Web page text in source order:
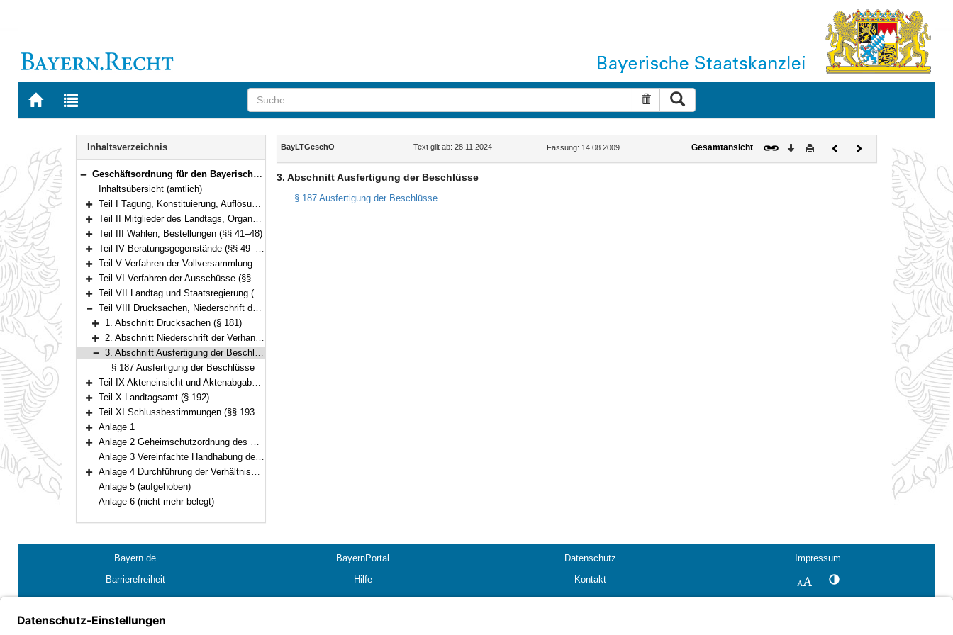
Zur
BAYERN.RECHT
Zur
letzten
Suche zurücksetzen
Navigation
Inhaltsverzeichnis
Bereich reduzieren
Geschäftsordnung für den Bayerischen Landtag (BayLTGeschO) in der Fassung der Bekanntmachung vom 14. August 2009 (GVBl. S. 420) BayRS 1100-3-I (§§ 1–195)
Inhaltsübersicht (amtlich)
Bereich erweitern
Teil I Tagung, Konstituierung, Auflösung und Abberufung (§§ 1–3)
Bereich erweitern
Teil II Mitglieder des Landtags, Organe und Gremien (§§ 4–40)
Bereich erweitern
Teil III Wahlen, Bestellungen (§§ 41–48)
Bereich erweitern
Teil IV Beratungsgegenstände (§§ 49–94)
Bereich erweitern
Teil V Verfahren der Vollversammlung (§§ 95–135)
Bereich erweitern
Teil VI Verfahren der Ausschüsse (§§ 136–175)
Bereich erweitern
Teil VII Landtag und Staatsregierung (§§ 176–180)
Bereich reduzieren
Teil VIII Drucksachen, Niederschrift der Verhandlungen und Ausfertigung der Beschlüsse (§§ 181–187)
Bereich erweitern
1. Abschnitt Drucksachen (§ 181)
Bereich erweitern
2. Abschnitt Niederschrift der Verhandlungen (§§ 182–186)
Bereich reduzieren
3. Abschnitt Ausfertigung der Beschlüsse (§ 187)
§ 187 Ausfertigung der Beschlüsse
Bereich erweitern
Teil IX Akteneinsicht und Aktenabgabe, Behandlung von Verschlusssachen (§§ 188–191)
Bereich erweitern
Teil X Landtagsamt (§ 192)
Bereich erweitern
Teil XI Schlussbestimmungen (§§ 193–195)
Bereich erweitern
Anlage 1
Bereich erweitern
Anlage 2 Geheimschutzordnung des Bayerischen Landtags (GeheimSchO)
Anlage 3 Vereinfachte Handhabung des Immunitätsrechts
Bereich erweitern
Anlage 4 Durchführung der Verhältnismäßigkeitsprüfung bei berufsreglementierenden Regelungen im Anwendungsbereich der Richtlinie 2005/36/EG
Anlage 5 (aufgehoben)
Anlage 6 (nicht mehr belegt)
Inhalt
BayLTGeschO Text gilt ab: 28.11.2024 Fassung: 14.08.2009 Gesamtansicht Download
DruckenVorherigesNächstes
Dokument
3. Abschnitt Ausfertigung der Beschlüsse
§ 187 Ausfertigung der Beschlüsse
Bayern.de BayernPortal Datenschutz
Impressum
Barrierefreiheit
Hilfe Kontakt SchriftgrößeKontrastwechsel